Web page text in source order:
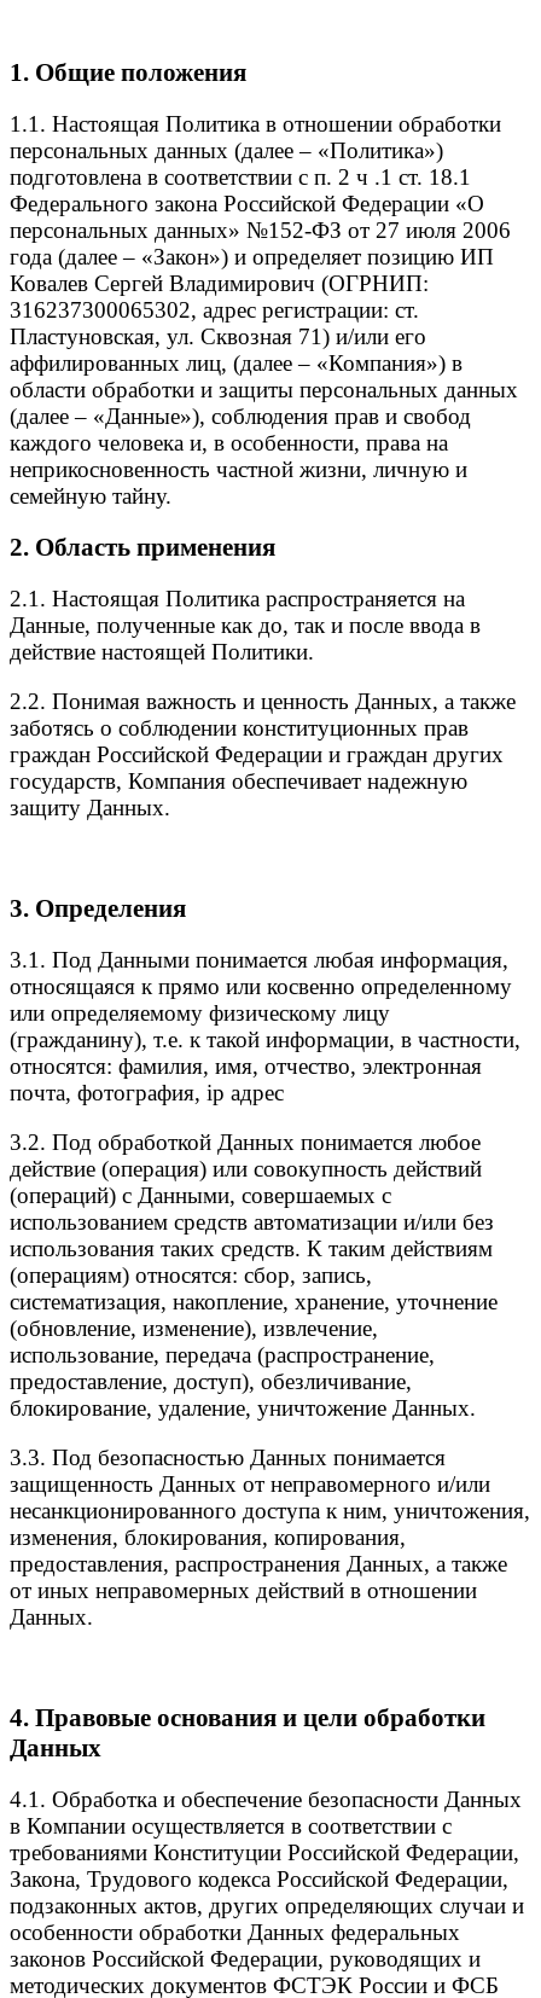
1. Общие положения
1.1. Настоящая Политика в отношении обработки
персональных данных (далее – «Политика»)
подготовлена в соответствии с п. 2 ч .1 ст. 18.1
Федерального закона Российской Федерации «О
персональных данных» №152-ФЗ от 27 июля 2006
года (далее – «Закон») и определяет позицию ИП
Ковалев Сергей Владимирович (ОГРНИП:
316237300065302, адрес регистрации: ст.
Пластуновская, ул. Сквозная 71) и/или его
аффилированных лиц, (далее – «Компания») в
области обработки и защиты персональных данных
(далее – «Данные»), соблюдения прав и свобод
каждого человека и, в особенности, права на
неприкосновенность частной жизни, личную и
семейную тайну.
2. Область применения
2.1. Настоящая Политика распространяется на
Данные, полученные как до, так и после ввода в
действие настоящей Политики.
2.2. Понимая важность и ценность Данных, а также
заботясь о соблюдении конституционных прав
граждан Российской Федерации и граждан других
государств, Компания обеспечивает надежную
защиту Данных.
3. Определения
3.1. Под Данными понимается любая информация,
относящаяся к прямо или косвенно определенному
или определяемому физическому лицу
(гражданину), т.е. к такой информации, в частности,
относятся: фамилия, имя, отчество, электронная
почта, фотография, ip адрес
3.2. Под обработкой Данных понимается любое
действие (операция) или совокупность действий
(операций) с Данными, совершаемых с
использованием средств автоматизации и/или без
использования таких средств. К таким действиям
(операциям) относятся: сбор, запись,
систематизация, накопление, хранение, уточнение
(обновление, изменение), извлечение,
использование, передача (распространение,
предоставление, доступ), обезличивание,
блокирование, удаление, уничтожение Данных.
3.3. Под безопасностью Данных понимается
защищенность Данных от неправомерного и/или
несанкционированного доступа к ним, уничтожения,
изменения, блокирования, копирования,
предоставления, распространения Данных, а также
от иных неправомерных действий в отношении
Данных.
4. Правовые основания и цели обработки
Данных
4.1. Обработка и обеспечение безопасности Данных
в Компании осуществляется в соответствии с
требованиями Конституции Российской Федерации,
Закона, Трудового кодекса Российской Федерации,
подзаконных актов, других определяющих случаи и
особенности обработки Данных федеральных
законов Российской Федерации, руководящих и
методических документов ФСТЭК России и ФСБ